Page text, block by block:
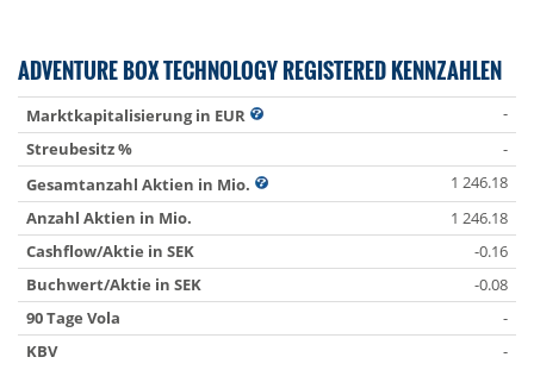
ADVENTURE BOX TECHNOLOGY REGISTERED KENNZAHLEN
Marktkapitalisierung in EUR
-
Streubesitz %
-
Gesamtanzahl Aktien in Mio.
1 246.18
Anzahl Aktien in Mio.
1 246.18
Cashflow/Aktie in SEK
-0.16
Buchwert/Aktie in SEK
-0.08
90 Tage Vola
-
KBV
-